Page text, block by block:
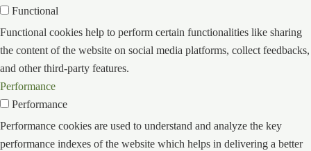
Functional
Functional cookies help to perform certain functionalities like sharing
the content of the website on social media platforms, collect feedbacks,
and other third-party features.
Performance
Performance
Performance cookies are used to understand and analyze the key
performance indexes of the website which helps in delivering a better